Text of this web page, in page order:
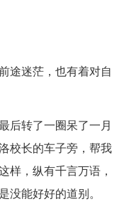
途迷茫，也有着对自
转了一圈呆了一月
校长的车子旁，帮我
样，纵有千言万语，
没能好好的道别。